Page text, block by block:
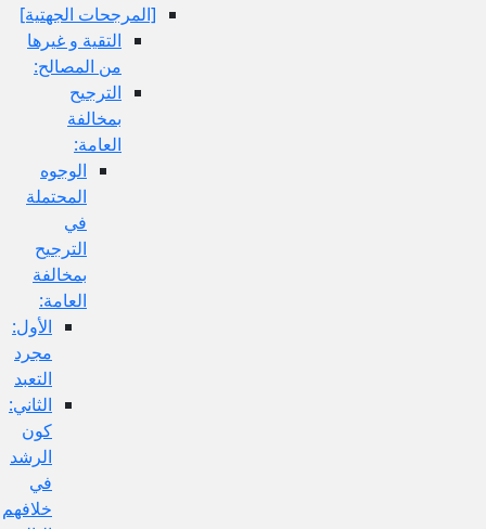
[المرجحات الجهتية]
التقية و غيرها
من المصالح:
الترجيح
بمخالفة
العامة:
الوجوه
المحتملة
الترجيح
بمخالفة
العامة:
الأول:
الثاني:
خلافهم